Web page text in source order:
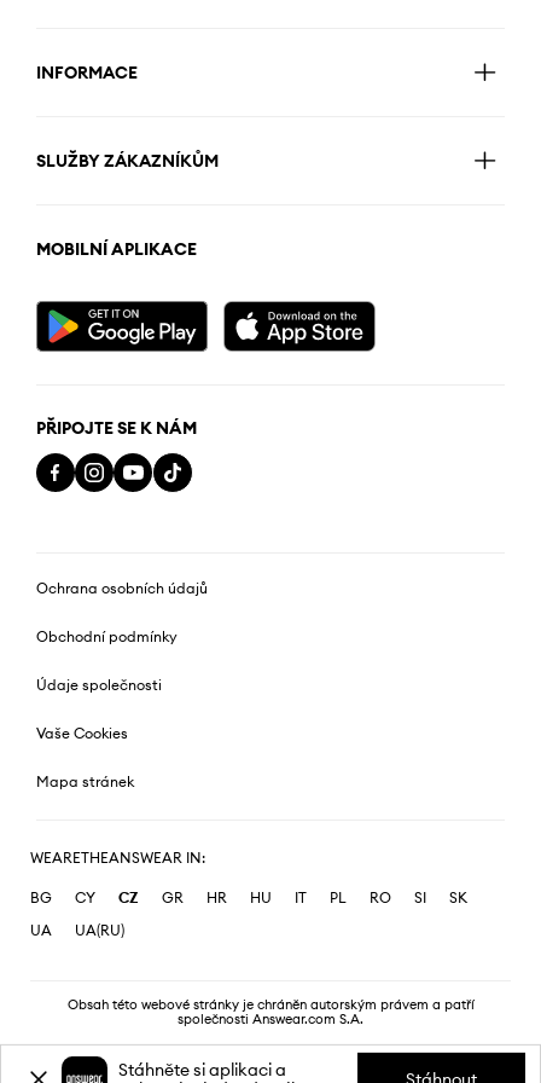
INFORMACE
SLUŽBY ZÁKAZNÍKŮM
MOBILNÍ APLIKACE
PŘIPOJTE SE K NÁM
Ochrana osobních údajů
Obchodní podmínky
Údaje společnosti
Vaše Cookies
Mapa stránek
WEARETHEANSWEAR IN:
BG CY CZ GR HR HU IT PL RO SI
SK
UA
UA(RU)
Obsah této webové stránky je chráněn autorským právem a patří
společnosti Answear.com S.A.
Stáhněte si aplikaci a